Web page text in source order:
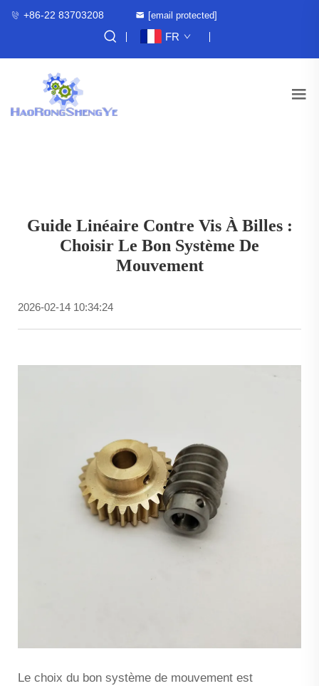
+86-22 83703208 [email protected]
FR
Guide Linéaire Contre Vis À Billes :
Choisir Le Bon Système De
Mouvement
2026-02-14 10:34:24
Le choix du bon système de mouvement est